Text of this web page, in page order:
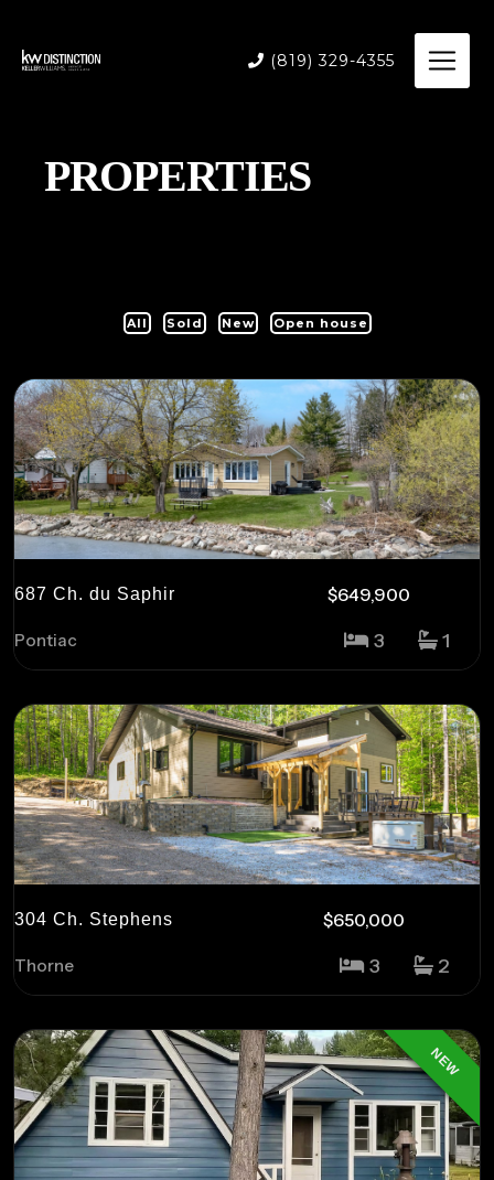
(819) 329-4355
PROPERTIES
All Sold New Open house
687 Ch. du Saphir
Pontiac
$649,900
3 1
304 Ch. Stephens
Thorne
$650,000
3 2
NEW